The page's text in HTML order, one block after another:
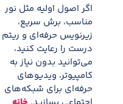
اگر اصول اولیه مثل نور
مناسب، برش سریع،
زیرنویس حرفه‌ای و ریتم
درست را رعایت کنید،
می‌توانید بدون نیاز به
کامپیوتر، ویدیوهای
حرفه‌ای برای شبکه‌های